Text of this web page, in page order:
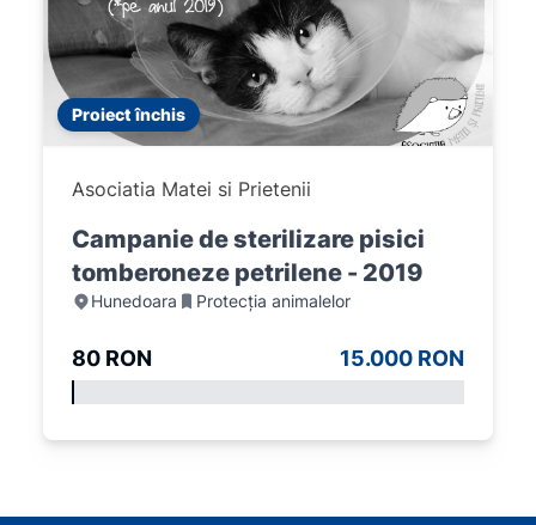
Proiect închis
Asociatia Matei si Prietenii
Campanie de sterilizare pisici
tomberoneze petrilene - 2019
Hunedoara Protecția animalelor
80 RON 15.000 RON